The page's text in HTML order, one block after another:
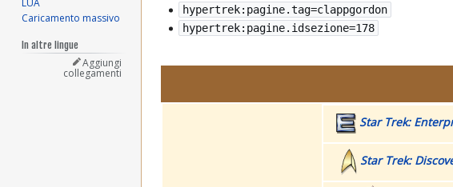
hypertrek:pagine.tag=clappgordon
hypertrek:pagine.idsezione=178
Star Trek:
Star Trek:
LUA
Caricamento massivo
In altre lingue
Aggiungi
collegamenti